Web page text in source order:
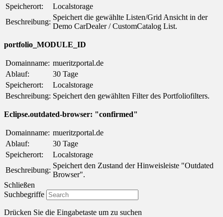
Speicherort:
Localstorage
Beschreibung:
Speichert die gewählte Listen/Grid Ansicht in der
Demo CarDealer / CustomCatalog List.
portfolio_MODULE_ID
Domainname: mueritzportal.de
Ablauf:
30 Tage
Speicherort:
Localstorage
Beschreibung: Speichert den gewählten Filter des Portfoliofilters.
Eclipse.outdated-browser: "confirmed"
Domainname: mueritzportal.de
Ablauf:
30 Tage
Speicherort:
Localstorage
Beschreibung:
Speichert den Zustand der Hinweisleiste "Outdated
Browser".
Schließen
Suchbegriffe
Drücken Sie die Eingabetaste um zu suchen